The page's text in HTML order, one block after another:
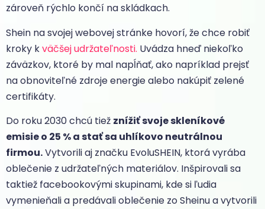
zároveň rýchlo končí na skládkach.
Shein na svojej webovej stránke hovorí, že chce robiť
kroky kväčšej udržateľnosti. Uvádza hneď niekoľko
záväzkov, ktoré by mal napĺňať, ako napríklad prejsť
na obnoviteľné zdroje energie alebo nakúpiť zelené
certifikáty.
Do roku 2030 chcú tiež znížiť svoje skleníkové
emisie o 25 % a stať sa uhlíkovo neutrálnou
firmou.Vytvorili aj značku EvoluSHEIN, ktorá vyrába
oblečenie z udržateľných materiálov. Inšpirovali sa
taktiež facebookovými skupinami, kde si ľudia
vymenieňali a predávali oblečenie zo Sheinu a vytvorili